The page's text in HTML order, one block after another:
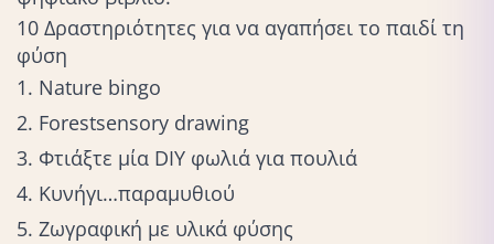
10 Δραστηριότητες για να αγαπήσει το παιδί τη
φύση
1. Nature bingo
2. Forestsensory drawing
3. Φτιάξτε μία DIY φωλιά για πουλιά
4. Κυνήγι…παραμυθιού
5. Ζωγραφική με υλικά φύσης